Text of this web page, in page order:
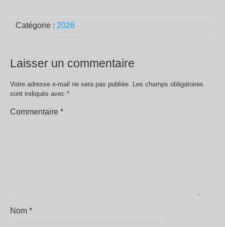
Catégorie : 2026
Laisser un commentaire
Votre adresse e-mail ne sera pas publiée. Les champs obligatoires
sont indiqués avec *
Commentaire *
Nom *